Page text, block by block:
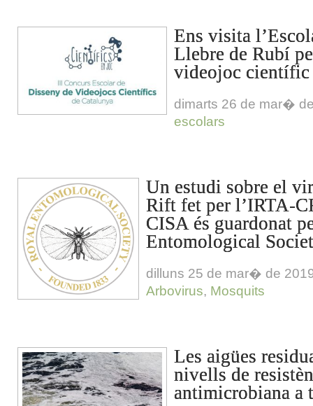
Ens visita
Llebre de Rubí
videojoc científic
dimarts 26 de mar�
escolars
Un estudi sobre el
Rift fet per l’IRTA-
CISA és guardonat
Entomological
dilluns 25 de mar� de
Arbovirus, Mosquits
Les aigües
nivells de
antimicrobiana a